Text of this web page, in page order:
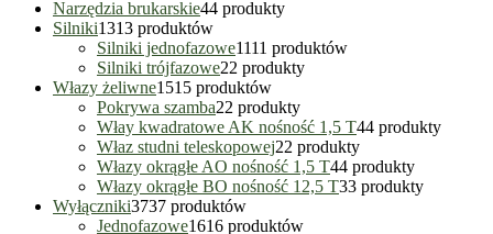
Narzędzia brukarskie44 produkty
Silniki1313 produktów
Silniki jednofazowe1111 produktów
Silniki trójfazowe22 produkty
Włazy żeliwne1515 produktów
Pokrywa szamba22 produkty
Włay kwadratowe AK nośność 1,5 T44 produkty
Właz studni teleskopowej22 produkty
Włazy okrągłe AO nośność 1,5 T44 produkty
Włazy okrągłe BO nośność 12,5 T33 produkty
Wyłączniki3737 produktów
Jednofazowe1616 produktów